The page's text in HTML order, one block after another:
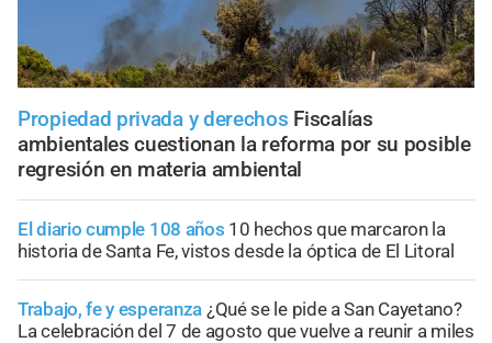
Propiedad privada y derechos Fiscalías
ambientales cuestionan la reforma por su posible
regresión en materia ambiental
El diario cumple 108 años 10 hechos que marcaron la
historia de Santa Fe, vistos desde la óptica de El Litoral
Trabajo, fe y esperanza ¿Qué se le pide a San Cayetano?
La celebración del 7 de agosto que vuelve a reunir a miles